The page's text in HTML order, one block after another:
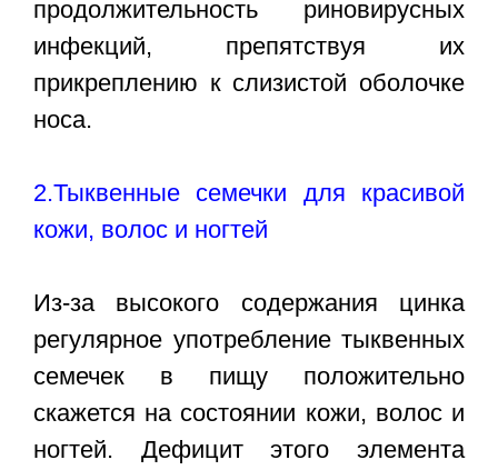
продолжительность риновирусных
инфекций, препятствуя их
прикреплению к слизистой оболочке
носа.
2.Тыквенные семечки для красивой
кожи, волос и ногтей
Из-за высокого содержания цинка
регулярное употребление тыквенных
семечек в пищу положительно
скажется на состоянии кожи, волос и
ногтей. Дефицит этого элемента